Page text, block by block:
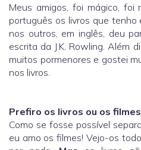
Meus amigos, foi mágico, foi
português os livros que tenho
nos outros, em inglês, deu
escrita da J.K. Rowling. Além
muitos pormenores e gostei
nos livros.
Prefiro os livros ou os
Como se fosse possível
eu amo os filmes! Vejo-os